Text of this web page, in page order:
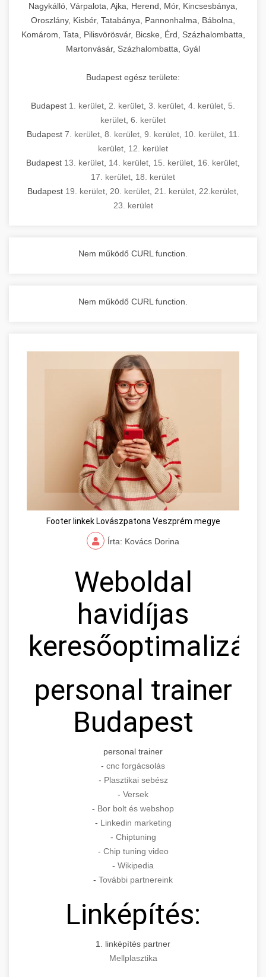
Nagykálló, Várpalota, Ajka, Herend, Mór, Kincsesbánya,
Oroszlány, Kisbér, Tatabánya, Pannonhalma, Bábolna,
Komárom, Tata, Pilisvörösvár, Bicske, Érd, Százhalombatta,
Martonvásár, Százhalombatta, Gyál
Budapest egész területe:
Budapest 1. kerület 2. kerület 3. kerület 4. kerület 5.
kerület 6. kerület
Budapest 7. kerület, 8. kerület, 9. kerület, 10. kerület, 11.
kerület 12. kerület
Budapest 13. kerület 14. kerület 15. kerület 16. kerület
17. kerület 18. kerület
Budapest 19. kerület 20. kerület 21. kerület 22.kerület
23. kerület
Nem működő CURL function.
Nem működő CURL function.
Footer linkek Lovászpatona Veszprém megye
Írta: Kovács Dorina
Weboldal
havidíjas
personal trainer
Budapest
personal trainer
- cnc forgácsolás
- Plasztikai sebész
- Versek
- Bor bolt és webshop
- Linkedin marketing
- Chiptuning
- Chip tuning video
- Wikipedia
- További partnereink
Linképítés:
1. linképítés partner
Mellplasztika